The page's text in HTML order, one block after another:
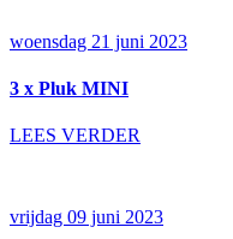
woensdag 21 juni 2023
3 x Pluk MINI
LEES VERDER
vrijdag 09 juni 2023